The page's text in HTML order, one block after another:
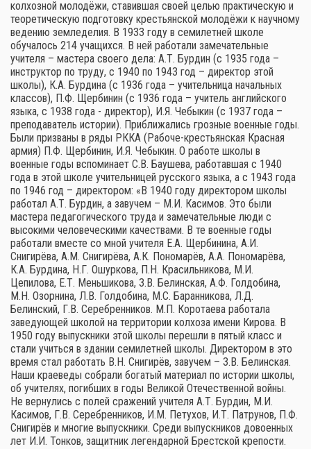
колхозной молодёжи, ставившая своей целью практическую и
теоретическую подготовку крестьянской молодёжи к научному
ведению земледелия. В 1933 году в семилетней школе
обучалось 214 учащихся. В ней работали замечательные
учителя – мастера своего дела: А.Т. Бурдин (с 1935 года –
инструктор по труду, с 1940 по 1943 год – директор этой
школы), К.А. Бурдина (с 1936 года – учительница начальных
классов), П.Ф. Щербинин (с 1936 года – учитель английского
языка, с 1938 года - директор), И.Я. Чебыкин (с 1937 года –
преподаватель истории). Приближались грозные военные годы.
Были призваны в ряды РККА (Рабоче-крестьянская Красная
армия) П.Ф. Щербинин, И.Я. Чебыкин. О работе школы в
военные годы вспоминает С.В. Баушева, работавшая с 1940
года в этой школе учительницей русского языка, а с 1943 года
по 1946 год – директором: «В 1940 году директором школы
работал А.Т. Бурдин, а завучем – М.И. Касимов. Это были
мастера педагогического труда и замечательные люди с
высокими человеческими качествами. В те военные годы
работали вместе со мной учителя Е.А. Щербинина, А.И.
Снигирёва, А.М. Снигирёва, А.К. Пономарёв, А.А. Пономарёва,
К.А. Бурдина, Н.Г. Ошуркова, П.Н. Красильникова, М.И.
Цепилова, Е.Т. Меньшикова, З.В. Белинская, А.Ф. Голдобина,
М.Н. Озорнина, Л.В. Голдобина, М.С. Баранникова, Л.Д.
Белинский, Г.В. Серебренников. М.П. Коротаева работала
заведующей школой на территории колхоза имени Кирова. В
1950 году выпускники этой школы перешли в пятый класс и
стали учиться в здании семилетней школы. Директором в это
время стал работать В.Н. Снигирёв, завучем – З.В. Белинская.
Наши краеведы собрали богатый материал по истории школы,
об учителях, погибших в годы Великой Отечественной войны.
Не вернулись с полей сражений учителя А.Т. Бурдин, М.И.
Касимов, Г.В. Серебренников, И.М. Петухов, И.Т. Патрунов, П.Ф.
Снигирёв и многие выпускники. Среди выпускников довоенных
лет И.И. Тонков, защитник легендарной Брестской крепости.